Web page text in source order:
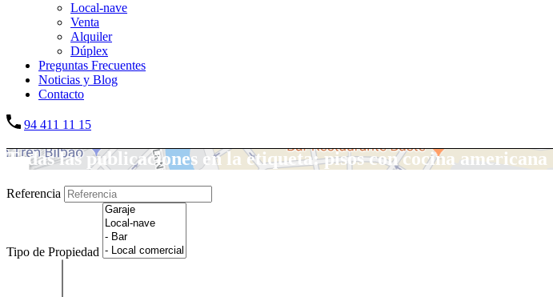
Local-nave
Venta
Alquiler
Dúplex
Preguntas Frecuentes
Noticias y Blog
Contacto
94 411 11 15
Todas las publicaciones en la etiqueta: pisos con cocina americana
Referencia
Tipo de Propiedad